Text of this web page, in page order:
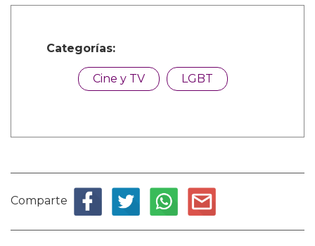
Categorías:
Cine y TV LGBT
Comparte